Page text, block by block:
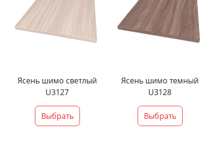
Ясень шимо светлый
U3127
Выбрать
Ясень шимо темный
U3128
Выбрать